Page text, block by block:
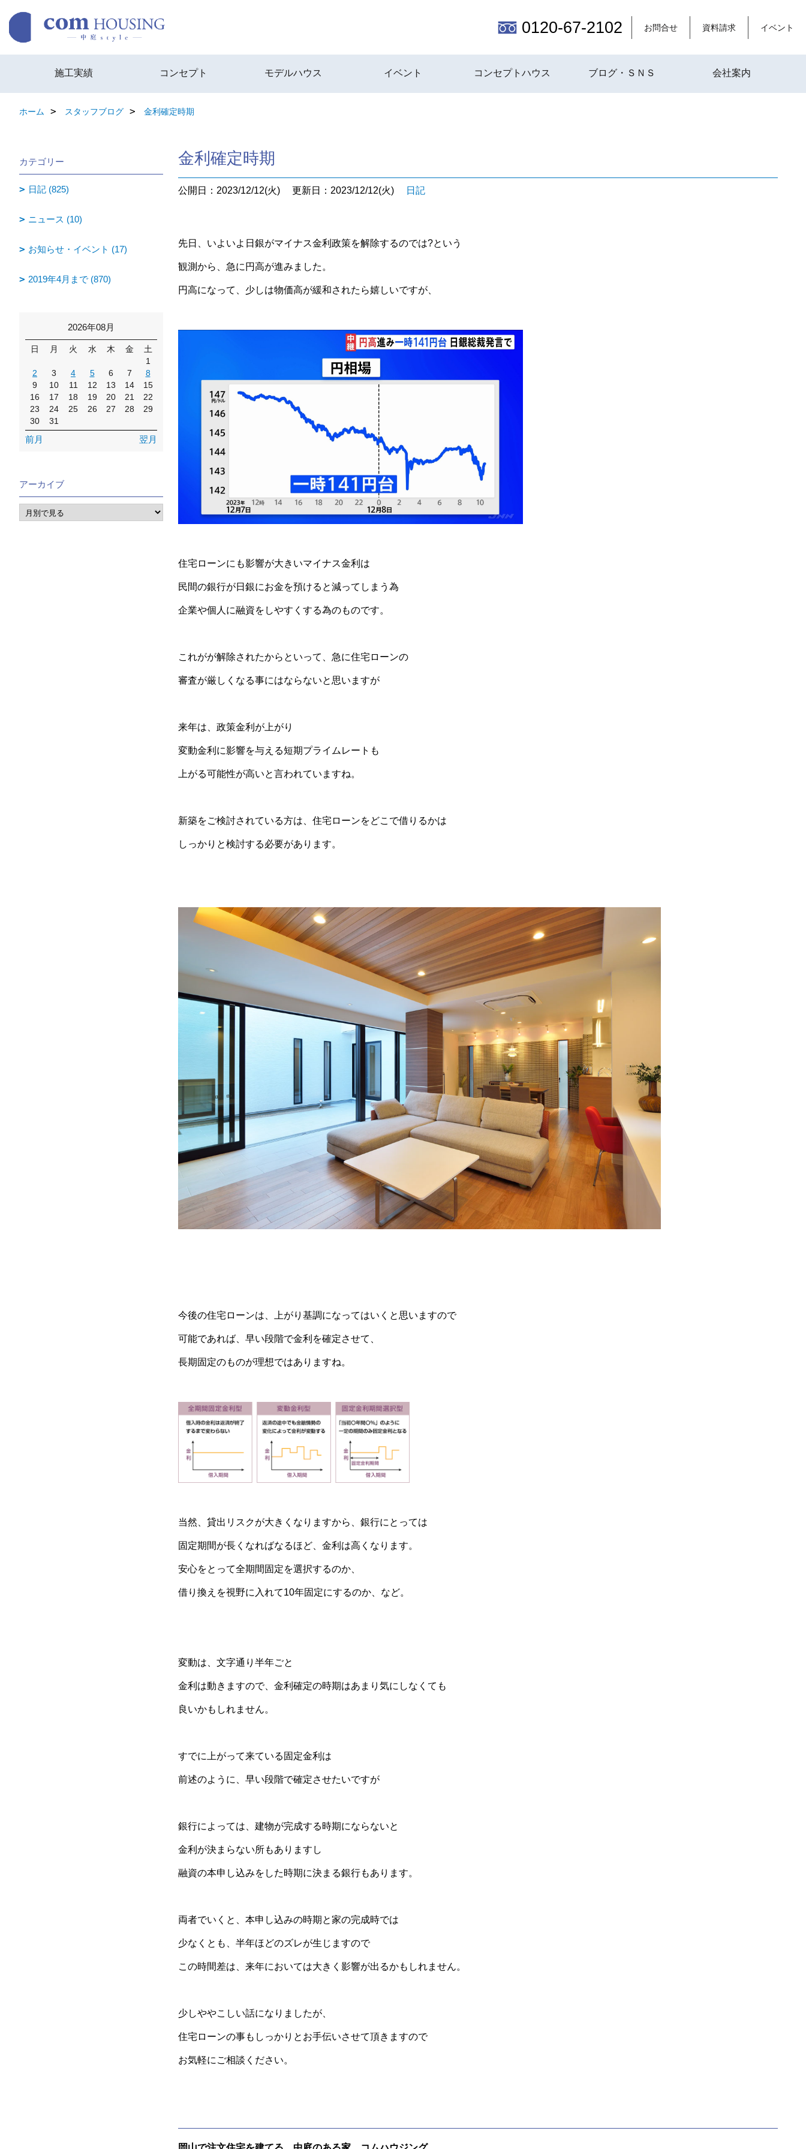
0120-67-2102 お問合せ 資料請求 イベント
施工実績 コンセプト モデルハウス イベント コンセプトハウス ブログ・ＳＮＳ 会社案内
ホーム スタッフブログ 金利確定時期
金利確定時期
公開日：2023/12/12(火) 更新日：2023/12/12(火) 日記
先日、いよいよ日銀がマイナス金利政策を解除するのでは?という
観測から、急に円高が進みました。
円高になって、少しは物価高が緩和されたら嬉しいですが、
住宅ローンにも影響が大きいマイナス金利は
民間の銀行が日銀にお金を預けると減ってしまう為
企業や個人に融資をしやすくする為のものです。
これがが解除されたからといって、急に住宅ローンの
審査が厳しくなる事にはならないと思いますが
来年は、政策金利が上がり
変動金利に影響を与える短期プライムレートも
上がる可能性が高いと言われていますね。
新築をご検討されている方は、住宅ローンをどこで借りるかは
しっかりと検討する必要があります。
今後の住宅ローンは、上がり基調になってはいくと思いますので
可能であれば、早い段階で金利を確定させて、
長期固定のものが理想ではありますね。
当然、貸出リスクが大きくなりますから、銀行にとっては
固定期間が長くなればなるほど、金利は高くなります。
安心をとって全期間固定を選択するのか、
借り換えを視野に入れて10年固定にするのか、など。
変動は、文字通り半年ごと
金利は動きますので、金利確定の時期はあまり気にしなくても
良いかもしれません。
すでに上がって来ている固定金利は
前述のように、早い段階で確定させたいですが
銀行によっては、建物が完成する時期にならないと
金利が決まらない所もありますし
融資の本申し込みをした時期に決まる銀行もあります。
両者でいくと、本申し込みの時期と家の完成時では
少なくとも、半年ほどのズレが生じますので
この時間差は、来年においては大きく影響が出るかもしれません。
少しややこしい話になりましたが、
住宅ローンの事もしっかりとお手伝いさせて頂きますので
お気軽にご相談ください。
カテゴリー
日記 (825)
ニュース (10)
お知らせ・イベント (17)
2019年4月まで (870)
2026年08月
日 月 火 水 木 金
土
1
2
3 4 5 6 7
8
9
10 11 12 13 14
15
16
17 18 19 20 21
22
23
24 25 26 27 28
29
30
31
前月 翌月
アーカイブ